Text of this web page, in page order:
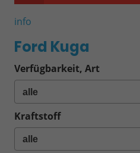
info
Ford Kuga
Verfügbarkeit, Art
Kraftstoff